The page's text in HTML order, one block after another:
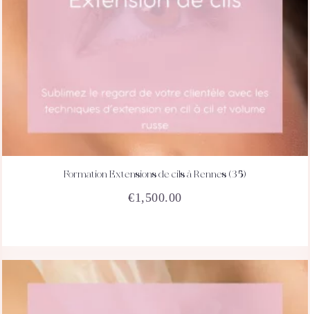
ACHETEZ DÉTAILS
Formation Extensions de cils à Rennes (35)
€1,500.00